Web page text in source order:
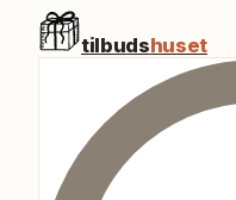
tilbudshuset